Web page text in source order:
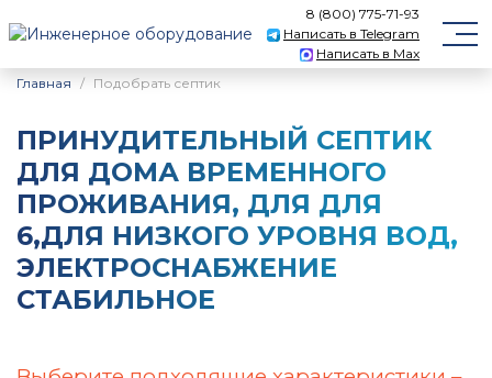
8 (800) 775-71-93
Написать в Telegram
Написать в Max
Главная
Подобрать септик
ПРИНУДИТЕЛЬНЫЙ CЕПТИК
ДЛЯ ДОМА ВРЕМЕННОГО
ПРОЖИВАНИЯ, ДЛЯ ДЛЯ
6,ДЛЯ НИЗКОГО УРОВНЯ ВОД,
ЭЛЕКТРОСНАБЖЕНИЕ
СТАБИЛЬНОЕ